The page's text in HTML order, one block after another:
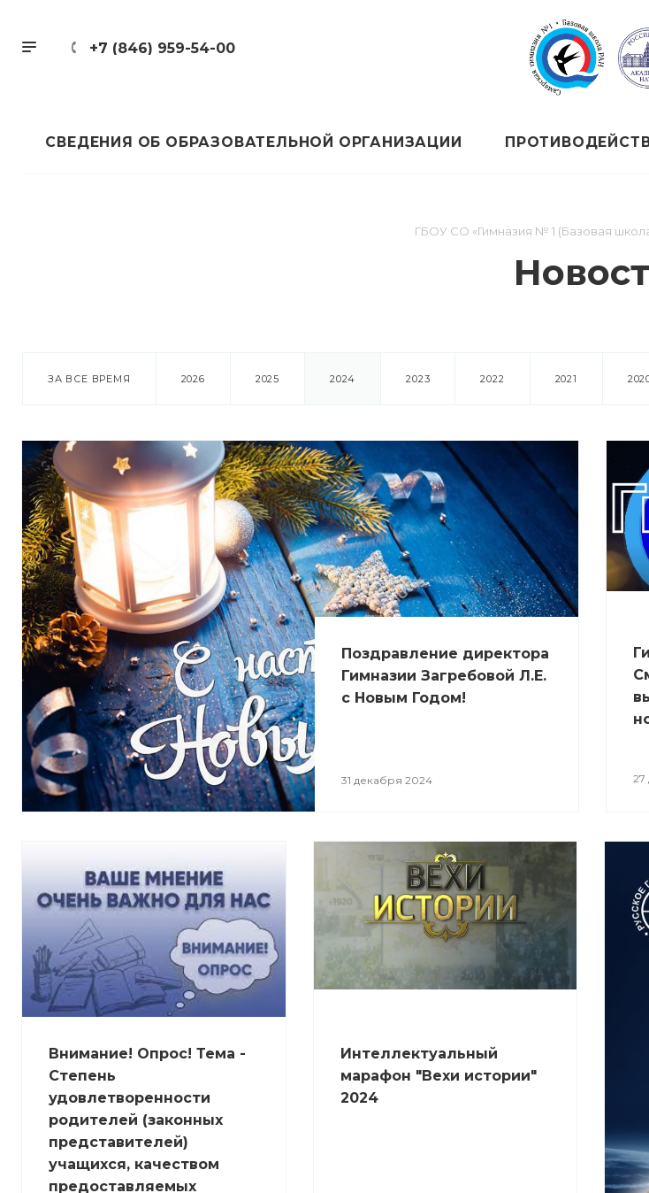
+7 (846) 959-54-00
СВЕДЕНИЯ ОБ ОБРАЗОВАТЕЛЬНОЙ ОРГАНИЗАЦИИ
ГБОУ СО «Гимназия № 1 (Базовая
ЗА ВСЕ ВРЕМЯ 2026 2025 2024 2023 2022 2021
Поздравлениe директора
Гимназии Загребовой Л.Е.
с Новым Годом!
31 декабря 2024 27
Внимание! Опрос! Тема -
Степень
удовлетворенности
родителей (законных
представителей)
учащихся, качеством
предоставляемых
Интеллектуальный
марафон "Вехи истории"
2024